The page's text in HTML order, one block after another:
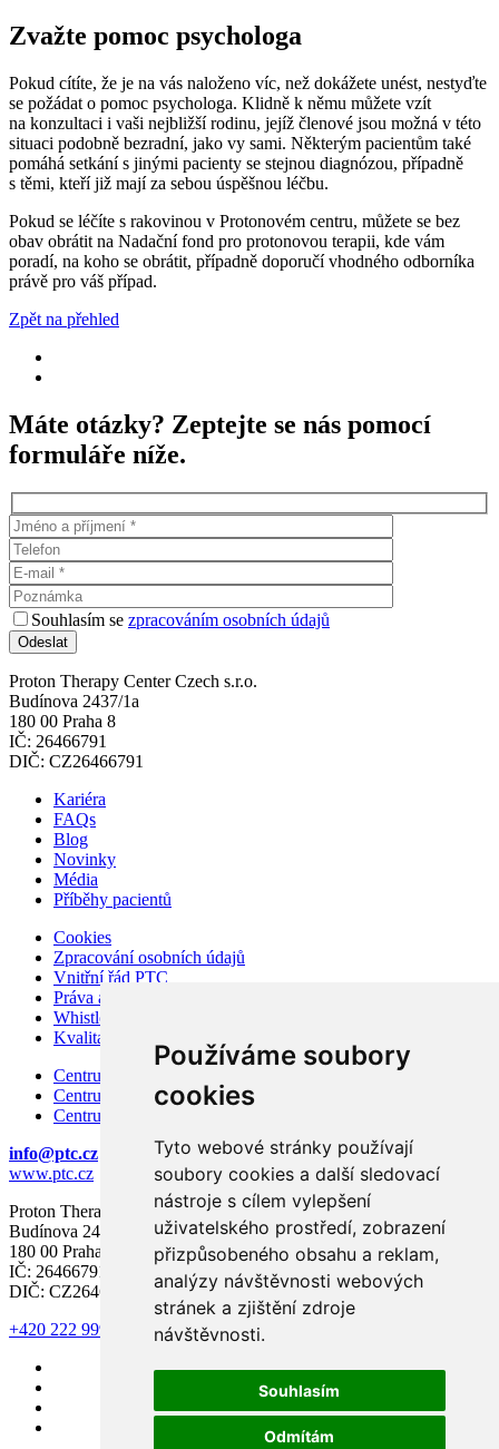
Používáme soubory
cookies
Tyto webové stránky používají
soubory cookies a další sledovací
nástroje s cílem vylepšení
uživatelského prostředí, zobrazení
přizpůsobeného obsahu a reklam,
analýzy návštěvnosti webových
stránek a zjištění zdroje
návštěvnosti.
Souhlasím
Odmítám
Zvažte pomoc psychologa
Pokud cítíte, že je na vás naloženo víc, než dokážete unést, nestyďte
se požádat o pomoc psychologa. Klidně k němu můžete vzít
na konzultaci i vaši nejbližší rodinu, jejíž členové jsou možná v této
situaci podobně bezradní, jako vy sami. Některým pacientům také
pomáhá setkání s jinými pacienty se stejnou diagnózou, případně
s těmi, kteří již mají za sebou úspěšnou léčbu.
Pokud se léčíte s rakovinou v Protonovém centru, můžete se bez
obav obrátit na Nadační fond pro protonovou terapii, kde vám
poradí, na koho se obrátit, případně doporučí vhodného odborníka
právě pro váš případ.
Zpět na přehled
Máte otázky? Zeptejte se nás pomocí
formuláře níže.
Souhlasím se zpracováním osobních údajů
Proton Therapy Center Czech s.r.o.
Budínova 2437/1a
180 00 Praha 8
IČ: 26466791
DIČ: CZ26466791
Kariéra
FAQs
Blog
Novinky
Média
Příběhy pacientů
Cookies
Zpracování osobních údajů
Vnitřní řád PTC
Práva a povinnosti pacienta
Whistleblowing – ochrana oznamovatelů
Kvalita a bezpečí
Centrum karcinomu prostaty
Centrum karcinomu prsu
Centrum moderní diagnostiky
info@ptc.cz
www.ptc.cz
Proton Therapy Center Czech s.r.o.
Budínova 2437/1a
180 00 Praha 8
IČ: 26466791
DIČ: CZ26466791
+420 222 999 000